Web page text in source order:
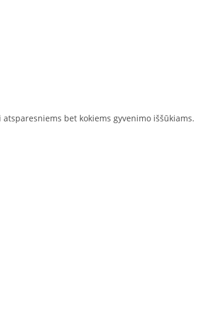
bet kokiems gyvenimo iššūkiams.